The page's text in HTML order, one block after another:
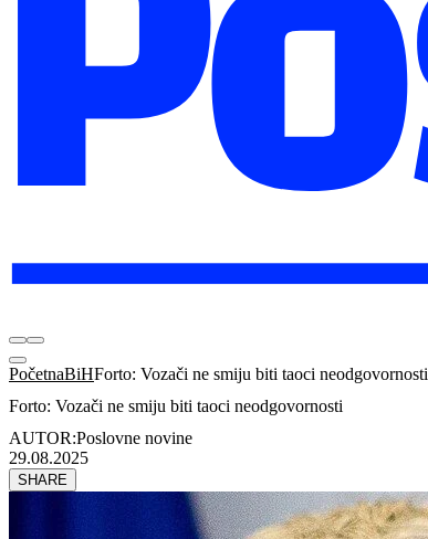
PočetnaBiHForto: Vozači ne smiju biti taoci neodgovornosti
Forto: Vozači ne smiju biti taoci neodgovornosti
AUTOR:Poslovne novine
29.08.2025
SHARE